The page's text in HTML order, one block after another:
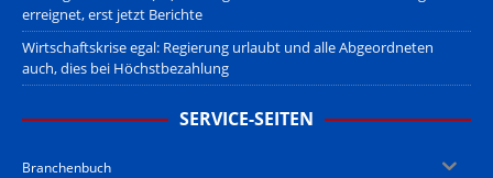
erreignet, erst jetzt Berichte
Wirtschaftskrise egal: Regierung urlaubt und alle Abgeordneten
auch, dies bei Höchstbezahlung
SERVICE-SEITEN
Branchenbuch